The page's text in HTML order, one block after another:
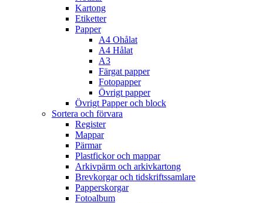
Kartong
Etiketter
Papper
A4 Ohålat
A4 Hålat
A3
Färgat papper
Fotopapper
Övrigt papper
Övrigt Papper och block
Sortera och förvara
Register
Mappar
Pärmar
Plastfickor och mappar
Arkivpärm och arkivkartong
Brevkorgar och tidskriftssamlare
Papperskorgar
Fotoalbum